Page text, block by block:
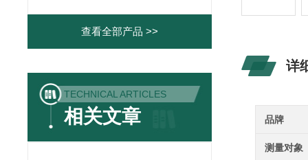
查看全部产品 >>
TECHNICAL ARTICLES
相关文章
详
品牌
测量对象